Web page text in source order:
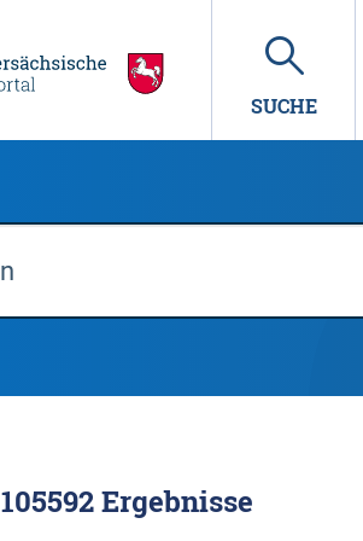
SUCHE
105592Ergebnisse